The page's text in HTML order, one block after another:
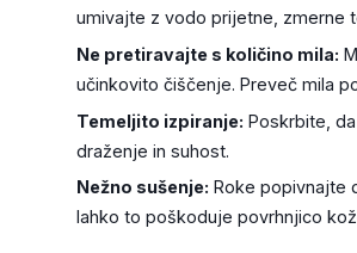
umivajte z vodo prijetne, zmerne
Ne pretiravajte s količino mila:
učinkovito čiščenje. Preveč mila
Temeljito izpiranje: Poskrbite,
draženje in suhost.
Nežno sušenje: Roke popivnajte
lahko to poškoduje povrhnjico